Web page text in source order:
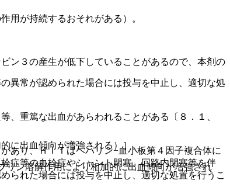
用が持続するおそれがある）。
ン３の産生が低下していることがあるので、本剤の
に出血傾向が増強される）］。
ン溶解作用により相加的に出血傾向が増強され
異常が認められた場合には投与を中止し、適切な処
重篤な出血があらわれることがある〔８．１、
あり、ＨＩＴはヘパリン−血小板第４因子複合体に
症等の血栓症やシャント閉塞、回路内閉塞等を伴
られた場合には投与を中止し、適切な処置を行うこ